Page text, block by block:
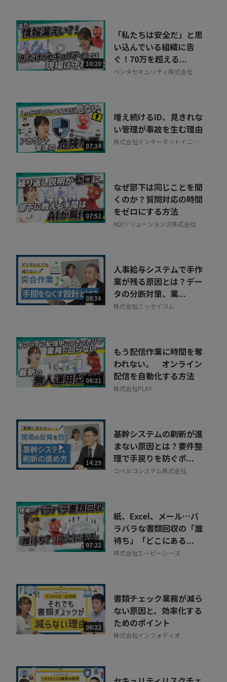
10:20
「私たちは安全だ」と思
い込んでいる組織に告
ぐ！70万を超える...
ペンタセキュリティ株式会社
07:34
増え続けるID、見きれな
い管理が事故を生む理由
株式会社インターネットイニシ
07:52
なぜ部下は同じことを聞
くのか？質問対応の時間
をゼロにする方法
NDIソリューションズ株式会社
08:36
人事給与システムで手作
業が残る原因とは？デー
タの分断対策、業...
株式会社ニッセイコム
06:21
もう配信作業に時間を奪
われない。 オンライン
配信を自動化する方法
株式会社PLAY
14:29
基幹システムの刷新が進
まない原因とは？要件整
理で手戻りを防ぐポ...
コベルコシステム株式会社
07:22
紙、Excel、メール…バ
ラバラな書類回収の「誰
待ち」「どこにある...
株式会社エーピーシーズ
06:22
書類チェック業務が減ら
ない原因と、効率化する
ためのポイント
株式会社インフォディオ